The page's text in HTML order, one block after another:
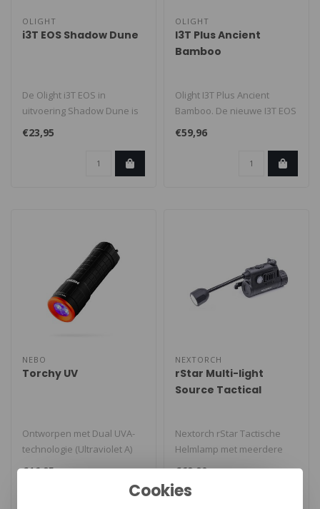
OLIGHT
i3T EOS Shadow Dune
De Olight i3T EOS in
uitvoering Shadow Dune is
een compacte EDC zaklamp
die je a..
€23,95
OLIGHT
I3T Plus Ancient
Bamboo
Olight I3T Plus Ancient
Bamboo. De nieuwe I3T EOS
is een nieuw compacte
zaklampj..
€59,96
NEBO
Torchy UV
Ontworpen met Dual UVA-
technologie (Ultraviolet A)
voor betere detectie,
€16,95
NEXTORCH
rStar Multi-light
Source Tactical
Nextorch rStar Tactische
Helmlamp met meerdere
lichtbronnen. Compacte
€69,90
Cookies